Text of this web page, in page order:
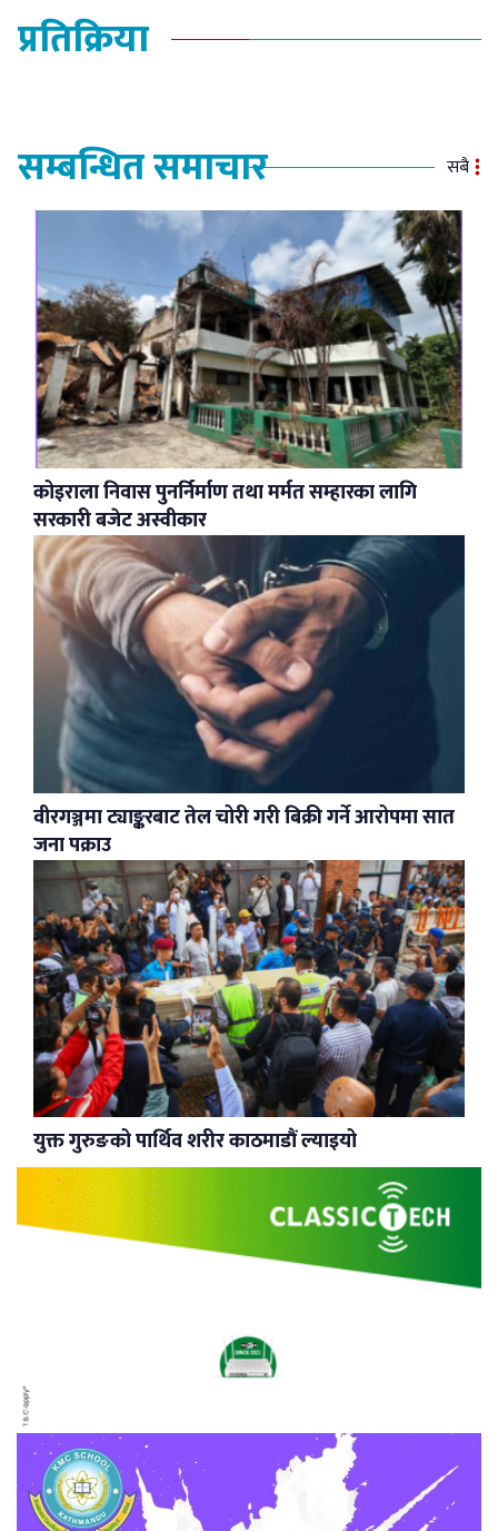
प्रतिक्रिया
सम्बन्धित समाचार सबै
कोइराला निवास पुनर्निर्माण तथा मर्मत सम्हारका लागि
सरकारी बजेट अस्वीकार
वीरगञ्जमा ट्याङ्करबाट तेल चोरी गरी बिक्री गर्ने आरोपमा सात
जना पक्राउ
युक्त गुरुङको पार्थिव शरीर काठमाडौं ल्याइयो